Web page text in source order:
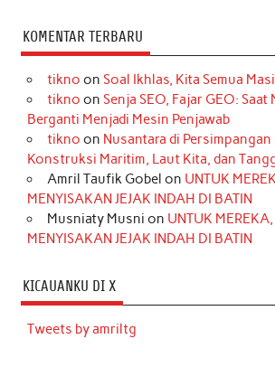
KOMENTAR TERBARU
tikno on Soal Ikhlas, Kita Semua
tikno on Senja SEO, Fajar GEO: Saat
Berganti Menjadi Mesin Penjawab
tikno on Nusantara di
Konstruksi Maritim, Laut Kita, dan
Amril Taufik Gobel on UNTUK
MENYISAKAN JEJAK INDAH DI BATIN
Musniaty Musni on UNTUK
MENYISAKAN JEJAK INDAH DI BATIN
KICAUANKU DI X
Tweets by amriltg